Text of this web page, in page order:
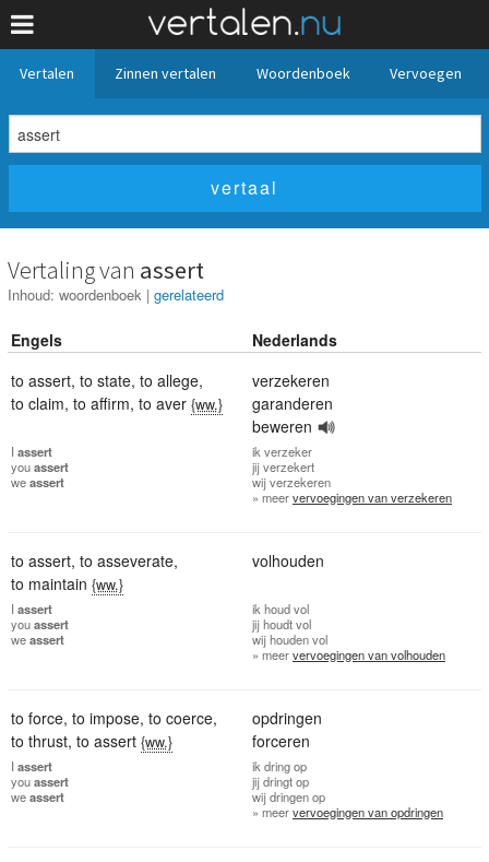
Vertalen Zinnen vertalen Woordenboek Vervoegen
Vertaling van assert
Inhoud: woordenboek | gerelateerd
Engels
Nederlands
to assert, to state, to allege,
to claim, to affirm, to aver {ww.}
verzekeren
garanderen
beweren
I assert
youassert
weassert
ik verzeker
jijverzekert
wijverzekeren
» meervervoegingen van verzekeren
to assert, to asseverate,
to maintain {ww.}
volhouden
I assert
youassert
weassert
ik houd vol
jijhoudt vol
wijhouden vol
» meervervoegingen van volhouden
to force, to impose, to coerce,
to thrust, to assert {ww.}
opdringen
forceren
I assert
youassert
weassert
ik dring op
jijdringt op
wijdringen op
» meervervoegingen van opdringen